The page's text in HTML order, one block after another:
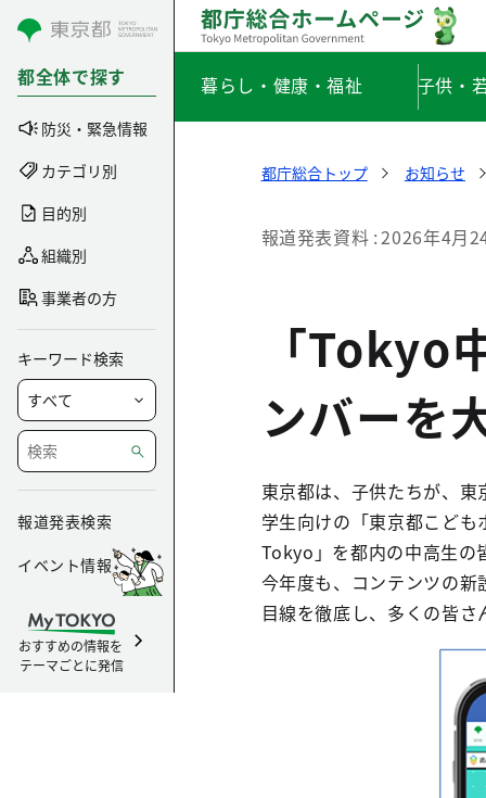
コンテンツにスキップ
都全体で探す
防災・緊急情報
カテゴリ別
目的別
組織別
事業者の方
キーワード検索
報道発表検索
イベント情報
おすすめの情報を
テーマごとに発信
暮らし・健康・福祉 子供・
都庁総合トップ お知らせ
報道発表資料 2026年4月
「Tokyo
ンバーを
東京都は、子供たちが、
学生向けの「東京都こど
Tokyo」を都内の中高生の
今年度も、コンテンツの
目線を徹底し、多くの皆